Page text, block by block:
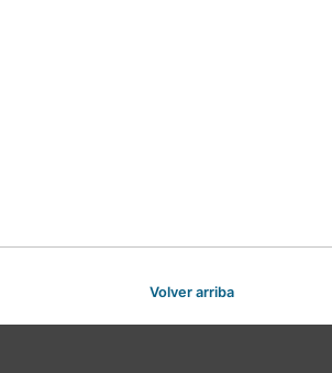
Volver arriba